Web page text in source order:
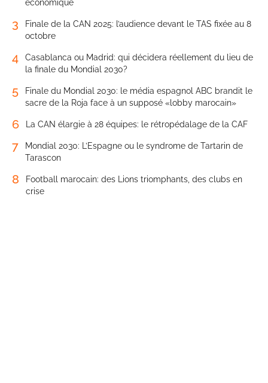
économique
3
Finale de la CAN 2025: l’audience devant le TAS fixée au 8
octobre
4
Casablanca ou Madrid: qui décidera réellement du lieu de
la finale du Mondial 2030?
5
Finale du Mondial 2030: le média espagnol ABC brandit le
sacre de la Roja face à un supposé «lobby marocain»
6 La CAN élargie à 28 équipes: le rétropédalage de la CAF
7
Mondial 2030: L’Espagne ou le syndrome de Tartarin de
Tarascon
8
Football marocain: des Lions triomphants, des clubs en
crise